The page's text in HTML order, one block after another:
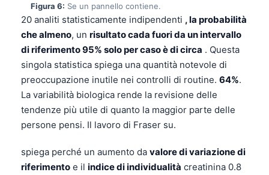
Figura 6: Se un pannello contiene.
20 analiti statisticamente indipendenti , la probabilità
che almeno, un risultato cada fuori da un intervallo
di riferimento 95% solo per caso è di circa . Questa
singola statistica spiega una quantità notevole di
preoccupazione inutile nei controlli di routine. 64%.
La variabilità biologica rende la revisione delle
tendenze più utile di quanto la maggior parte delle
persone pensi. Il lavoro di Fraser su.
spiega perché un aumento da valore di variazione di
riferimento e il indice di individualità creatinina 0.8
پښتو
سنڌي
සිංහල
অসমীয়া
Galego
Latviešu valoda
Македонски јазик
Euskara